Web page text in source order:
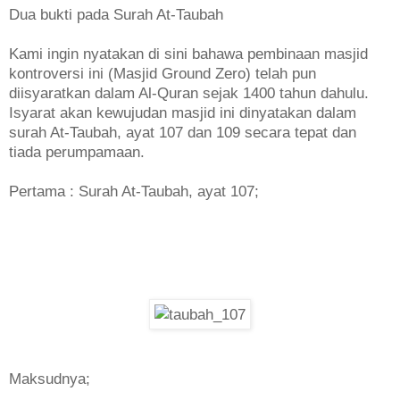
Dua bukti pada Surah At-Taubah
Kami ingin nyatakan di sini bahawa pembinaan masjid
kontroversi ini (Masjid Ground Zero) telah pun
diisyaratkan dalam Al-Quran sejak 1400 tahun dahulu.
Isyarat akan kewujudan masjid ini dinyatakan dalam
surah At-Taubah, ayat 107 dan 109 secara tepat dan
tiada perumpamaan.
Pertama : Surah At-Taubah, ayat 107;
Maksudnya;